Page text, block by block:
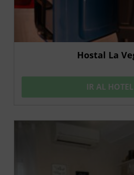
Hostal La
IR AL HOTEL